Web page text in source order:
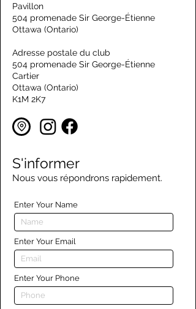
Pavillon
504 promenade Sir George-Étienne
Ottawa (Ontario)
Adresse postale du club
504 promenade Sir George-Étienne
Cartier
Ottawa (Ontario)
K1M 2K7
S'informer
Nous vous répondrons rapidement.
Enter Your Name
Enter Your Email
Enter Your Phone